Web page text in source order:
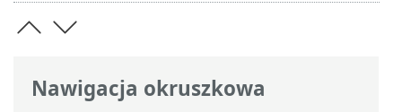
Nawigacja okruszkowa